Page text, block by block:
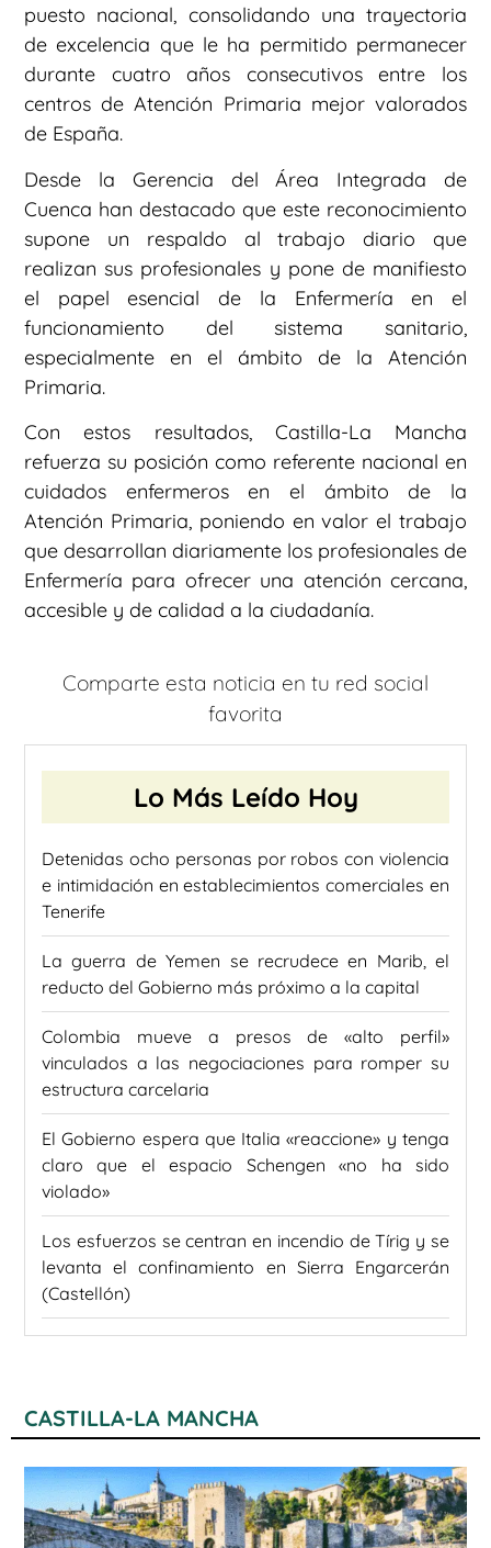
puesto nacional, consolidando una trayectoria
de excelencia que le ha permitido permanecer
durante cuatro años consecutivos entre los
centros de Atención Primaria mejor valorados
de España.
Desde la Gerencia del Área Integrada de
Cuenca han destacado que este reconocimiento
supone un respaldo al trabajo diario que
realizan sus profesionales y pone de manifiesto
el papel esencial de la Enfermería en el
funcionamiento del sistema sanitario,
especialmente en el ámbito de la Atención
Primaria.
Con estos resultados, Castilla-La Mancha
refuerza su posición como referente nacional en
cuidados enfermeros en el ámbito de la
Atención Primaria, poniendo en valor el trabajo
que desarrollan diariamente los profesionales de
Enfermería para ofrecer una atención cercana,
accesible y de calidad a la ciudadanía.
Comparte esta noticia en tu red social
favorita
Lo Más Leído Hoy
Detenidas ocho personas por robos con violencia
e intimidación en establecimientos comerciales en
Tenerife
La guerra de Yemen se recrudece en Marib, el
reducto del Gobierno más próximo a la capital
Colombia mueve a presos de «alto perfil»
vinculados a las negociaciones para romper su
estructura carcelaria
El Gobierno espera que Italia «reaccione» y tenga
claro que el espacio Schengen «no ha sido
violado»
Los esfuerzos se centran en incendio de Tírig y se
levanta el confinamiento en Sierra Engarcerán
(Castellón)
CASTILLA-LA MANCHA